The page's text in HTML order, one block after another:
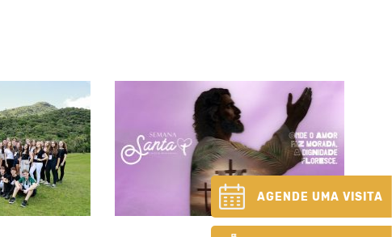
AGENDE UMA VISITA